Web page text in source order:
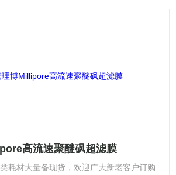
高流速聚醚砜超滤膜
耗材大量备现货，欢迎广大新老客户订购